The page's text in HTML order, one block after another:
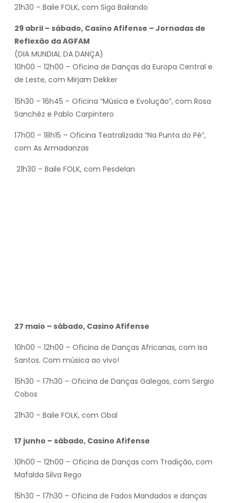
21h30 – Baile FOLK, com Siga Bailando
29 abril – sábado, Casino Afifense – Jornadas de
Reflexão da AGFAM
(DIA MUNDIAL DA DANÇA)
10h00 – 12h00 – Oficina de Danças da Europa Central e
de Leste, com Mirjam Dekker
15h30 – 16h45 – Oficina “Música e Evolução”, com Rosa
Sanchéz e Pablo Carpintero
17h00 – 18h15 – Oficina Teatralizada “Na Punta do Pé”,
com As Armadanzas
21h30 – Baile FOLK, com Pesdelan
27 maio – sábado, Casino Afifense
10h00 – 12h00 – Oficina de Danças Africanas, com Isa
Santos. Com música ao vivo!
15h30 – 17h30 – Oficina de Danças Galegas, com Sergio
Cobos
21h30 – Baile FOLK, com Obal
17 junho – sábado, Casino Afifense
10h00 – 12h00 – Oficina de Danças com Tradição, com
Mafalda Silva Rego
15h30 – 17h30 – Oficina de Fados Mandados e danças